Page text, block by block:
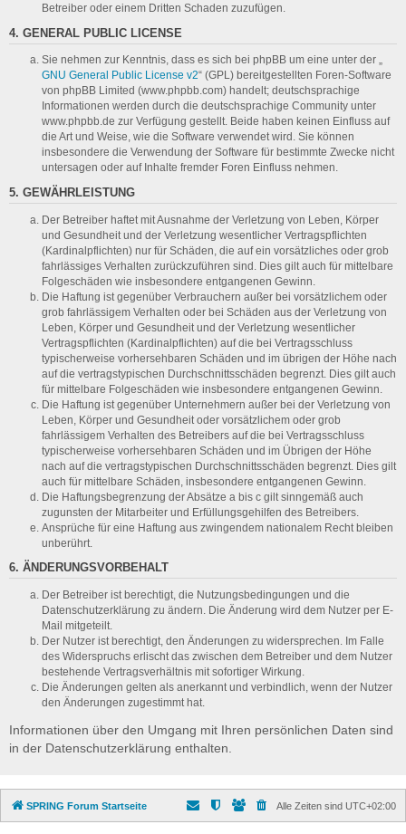
Betreiber oder einem Dritten Schaden zuzufügen.
4. GENERAL PUBLIC LICENSE
Sie nehmen zur Kenntnis, dass es sich bei phpBB um eine unter der „
GNU General Public License v2“ (GPL) bereitgestellten Foren-Software
von phpBB Limited (www.phpbb.com) handelt; deutschsprachige
Informationen werden durch die deutschsprachige Community unter
www.phpbb.de zur Verfügung gestellt. Beide haben keinen Einfluss auf
die Art und Weise, wie die Software verwendet wird. Sie können
insbesondere die Verwendung der Software für bestimmte Zwecke nicht
untersagen oder auf Inhalte fremder Foren Einfluss nehmen.
5. GEWÄHRLEISTUNG
Der Betreiber haftet mit Ausnahme der Verletzung von Leben, Körper
und Gesundheit und der Verletzung wesentlicher Vertragspflichten
(Kardinalpflichten) nur für Schäden, die auf ein vorsätzliches oder grob
fahrlässiges Verhalten zurückzuführen sind. Dies gilt auch für mittelbare
Folgeschäden wie insbesondere entgangenen Gewinn.
Die Haftung ist gegenüber Verbrauchern außer bei vorsätzlichem oder
grob fahrlässigem Verhalten oder bei Schäden aus der Verletzung von
Leben, Körper und Gesundheit und der Verletzung wesentlicher
Vertragspflichten (Kardinalpflichten) auf die bei Vertragsschluss
typischerweise vorhersehbaren Schäden und im übrigen der Höhe nach
auf die vertragstypischen Durchschnittsschäden begrenzt. Dies gilt auch
für mittelbare Folgeschäden wie insbesondere entgangenen Gewinn.
Die Haftung ist gegenüber Unternehmern außer bei der Verletzung von
Leben, Körper und Gesundheit oder vorsätzlichem oder grob
fahrlässigem Verhalten des Betreibers auf die bei Vertragsschluss
typischerweise vorhersehbaren Schäden und im Übrigen der Höhe
nach auf die vertragstypischen Durchschnittsschäden begrenzt. Dies gilt
auch für mittelbare Schäden, insbesondere entgangenen Gewinn.
Die Haftungsbegrenzung der Absätze a bis c gilt sinngemäß auch
zugunsten der Mitarbeiter und Erfüllungsgehilfen des Betreibers.
Ansprüche für eine Haftung aus zwingendem nationalem Recht bleiben
unberührt.
6. ÄNDERUNGSVORBEHALT
Der Betreiber ist berechtigt, die Nutzungsbedingungen und die
Datenschutzerklärung zu ändern. Die Änderung wird dem Nutzer per E-
Mail mitgeteilt.
Der Nutzer ist berechtigt, den Änderungen zu widersprechen. Im Falle
des Widerspruchs erlischt das zwischen dem Betreiber und dem Nutzer
bestehende Vertragsverhältnis mit sofortiger Wirkung.
Die Änderungen gelten als anerkannt und verbindlich, wenn der Nutzer
den Änderungen zugestimmt hat.
Informationen über den Umgang mit Ihren persönlichen Daten sind
in der Datenschutzerklärung enthalten.
SPRING Forum Startseite Alle Zeiten sind UTC+02:00